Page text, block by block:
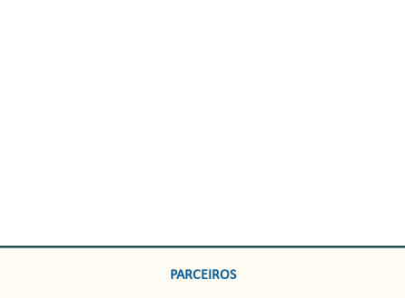
PARCEIROS